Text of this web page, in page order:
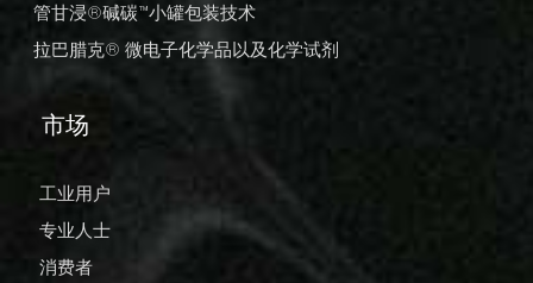
管甘浸®碱碳™小罐包装技术
拉巴腊克® 微电子化学品以及化学试剂
市场
工业用户
专业人士
消费者